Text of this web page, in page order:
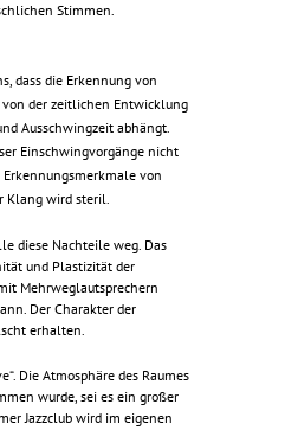
Stimmen.
dass die Erkennung von
der zeitlichen Entwicklung
Ausschwingzeit abhängt.
Einschwingvorgänge nicht
von
Klang wird steril.
diese Nachteile weg. Das
und Plastizität der
Mehrweglautsprechern
Der Charakter der
erhalten.
Die Atmosphäre des Raumes
wurde, sei es ein großer
Jazzclub wird im eigenen